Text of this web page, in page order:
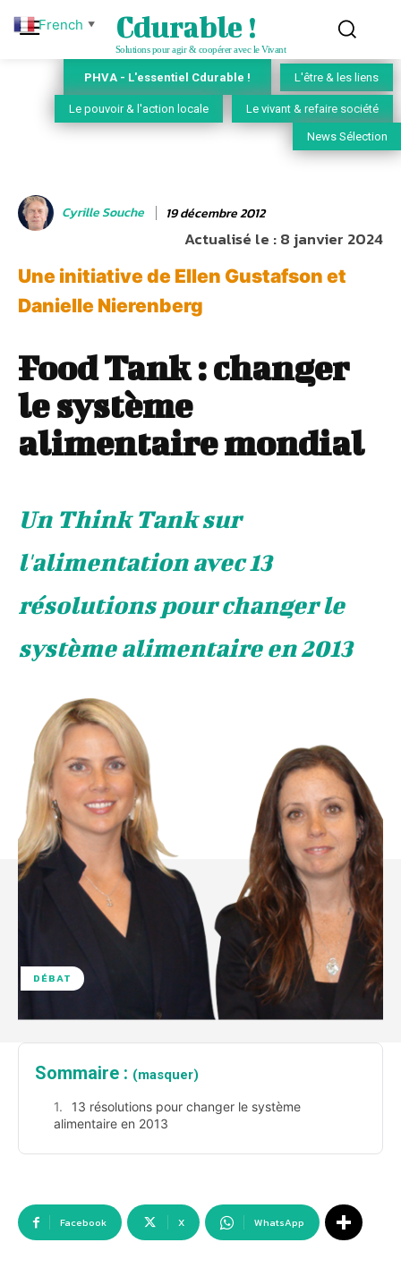
Cdurable !
Solutions pour agir & coopérer avec le Vivant
PHVA - L'essentiel Cdurable ! L'être & les liens
Le pouvoir & l'action locale Le vivant & refaire société
News Sélection
Cyrille Souche 19 décembre 2012
Actualisé le :8 janvier 2024
Une initiative de Ellen Gustafson et
Danielle Nierenberg
Food Tank : changer
le système
alimentaire mondial
Un Think Tank sur
l'alimentation avec 13
résolutions pour changer le
système alimentaire en 2013
DÉBAT
Sommaire : (masquer)
13 résolutions pour changer le système
alimentaire en 2013
Facebook X WhatsApp
French ▼